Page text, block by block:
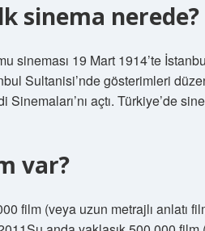
sinema nerede?
sineması 19 Mart 1914’te
Sultanisi’nde gösterimleri
Sinemaları’nı açtı. Türkiye’de
var?
film (veya uzun metrajlı anlatı